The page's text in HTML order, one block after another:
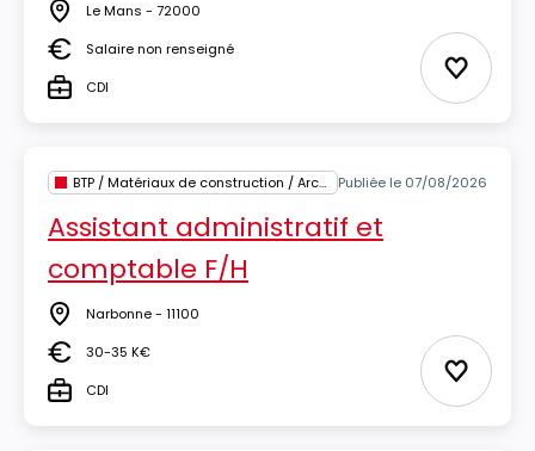
Lieu Le Mans - 72000
SalaireSalaire non renseigné
TypeCDI Ajouter
BTP / Matériaux de construction / Architecture Publiée le 07/08/2026
Assistant administratif et
comptable F/H
Lieu Narbonne - 11100
Salaire30-35 K€
TypeCDI Ajouter